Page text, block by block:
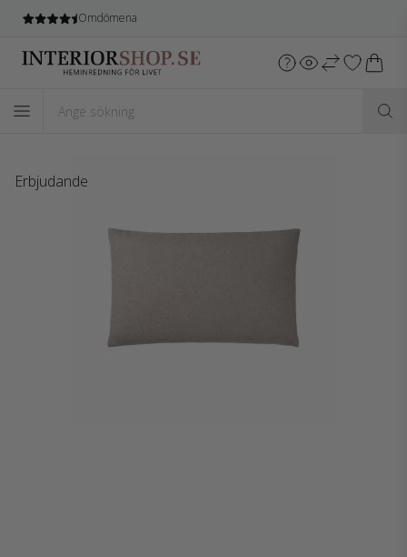
Fri leveransvid köp över 1.599 SEK*
Erbjudande